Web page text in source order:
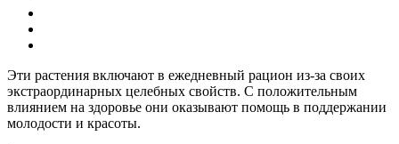
Эти растения включают в ежедневный рацион из-за своих
экстраординарных целебных свойств. С положительным
влиянием на здоровье они оказывают помощь в поддержании
молодости и красоты.